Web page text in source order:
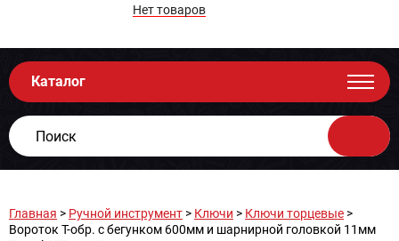
Нет товаров
Каталог
Главная > Ручной инструмент > Ключи > Ключи торцевые >
Вороток T-обр. c бегунком 600мм и шарнирной головкой 11мм